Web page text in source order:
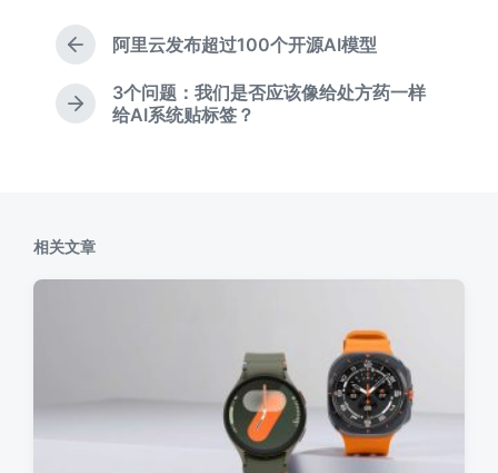
上
文
章
阿里云发布超过100个开源AI模型
下
3个问题：我们是否应该像给处方药一样
给AI系统贴标签？
相关文章